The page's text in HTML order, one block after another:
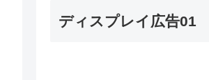
ディスプレイ広告01